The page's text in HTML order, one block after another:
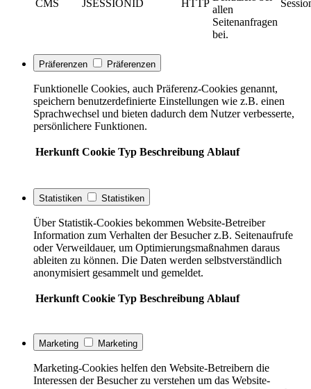
CMS JSESSIONID HTTP
allen
Seitenanfragen
bei.
Präferenzen Präferenzen
Funktionelle Cookies, auch Präferenz-Cookies genannt,
speichern benutzerdefinierte Einstellungen wie z.B. einen
Sprachwechsel und bieten dadurch dem Nutzer verbesserte,
persönlichere Funktionen.
Herkunft Cookie Typ Beschreibung Ablauf
Statistiken Statistiken
Über Statistik-Cookies bekommen Website-Betreiber
Information zum Verhalten der Besucher z.B. Seitenaufrufe
oder Verweildauer, um Optimierungsmaßnahmen daraus
ableiten zu können. Die Daten werden selbstverständlich
anonymisiert gesammelt und gemeldet.
Herkunft Cookie Typ Beschreibung Ablauf
Marketing Marketing
Marketing-Cookies helfen den Website-Betreibern die
Interessen der Besucher zu verstehen um das Website-